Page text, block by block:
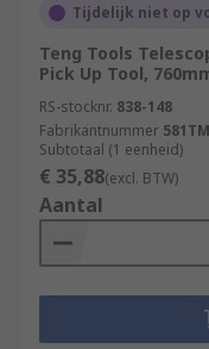
Tijdelijk niet op
Teng Tools
Pick Up Tool,
RS-stocknr. 838-148
Fabrikantnummer
Subtotaal (1 eenheid)
€ 35,88(excl. BTW)
Aantal